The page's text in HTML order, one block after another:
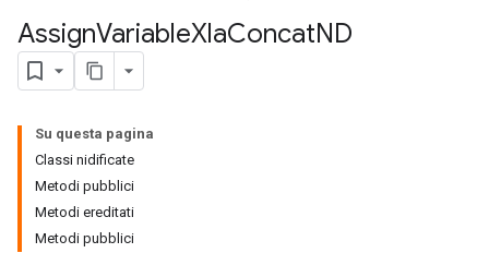
AssignVariableXlaConcatND
Su questa pagina
Classi nidificate
Metodi pubblici
Metodi ereditati
Metodi pubblici